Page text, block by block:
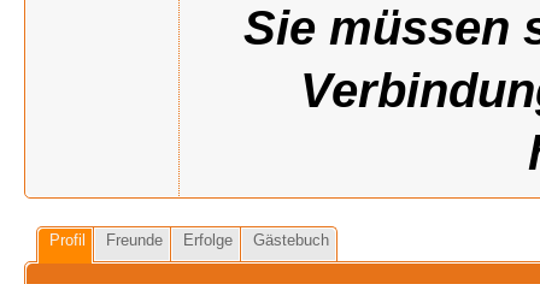
Sie müssen
Profil Freunde Erfolge Gästebuch